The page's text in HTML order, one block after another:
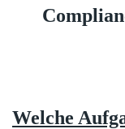
Welche